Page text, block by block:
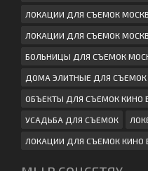
ЛОКАЦИИ ДЛЯ СЪЕМОК
ЛОКАЦИИ ДЛЯ СЪЕМОК
БОЛЬНИЦЫ ДЛЯ СЪЕМОК
ДОМА ЭЛИТНЫЕ ДЛЯ СЪЕМОК
ОБЪЕКТЫ ДЛЯ СЪЕМОК КИНО
УСАДЬБА ДЛЯ СЪЕМОК
ЛОКАЦИИ ДЛЯ СЪЕМОК КИНО